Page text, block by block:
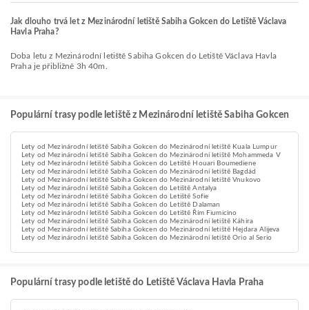
Jak dlouho trvá let z Mezinárodní letiště Sabiha Gokcen do Letiště Václava
Havla Praha?
Doba letu z Mezinárodní letiště Sabiha Gokcen do Letiště Václava Havla
Praha je přibližně 3h 40m.
Populární trasy podle letiště z Mezinárodní letiště Sabiha Gokcen
Lety od Mezinárodní letiště Sabiha Gokcen do Mezinárodní letiště Kuala Lumpur
Lety od Mezinárodní letiště Sabiha Gokcen do Mezinárodní letiště Mohammeda V
Lety od Mezinárodní letiště Sabiha Gokcen do Letiště Houari Boumediene
Lety od Mezinárodní letiště Sabiha Gokcen do Mezinárodní letiště Bagdád
Lety od Mezinárodní letiště Sabiha Gokcen do Mezinárodní letiště Vnukovo
Lety od Mezinárodní letiště Sabiha Gokcen do Letiště Antalya
Lety od Mezinárodní letiště Sabiha Gokcen do Letiště Sofie
Lety od Mezinárodní letiště Sabiha Gokcen do Letiště Dalaman
Lety od Mezinárodní letiště Sabiha Gokcen do Letiště Řím Fiumicino
Lety od Mezinárodní letiště Sabiha Gokcen do Mezinárodní letiště Káhira
Lety od Mezinárodní letiště Sabiha Gokcen do Mezinárodní letiště Hejdara Alijeva
Lety od Mezinárodní letiště Sabiha Gokcen do Mezinárodní letiště Orio al Serio
Populární trasy podle letiště do Letiště Václava Havla Praha